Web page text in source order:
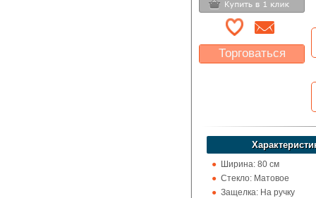
Торговаться
Ширина: 80 см
Стекло: Матовое
Защелка: На ручку